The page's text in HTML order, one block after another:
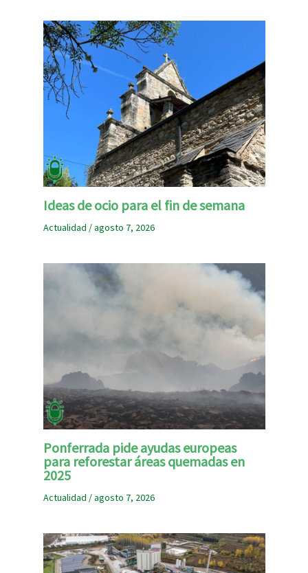
Ideas de ocio para el fin de semana
Actualidad /agosto 7, 2026
Ponferrada pide ayudas europeas
para reforestar áreas quemadas en
2025
Actualidad /agosto 7, 2026